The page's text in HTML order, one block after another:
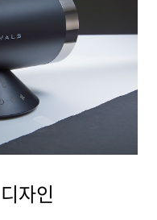
자인